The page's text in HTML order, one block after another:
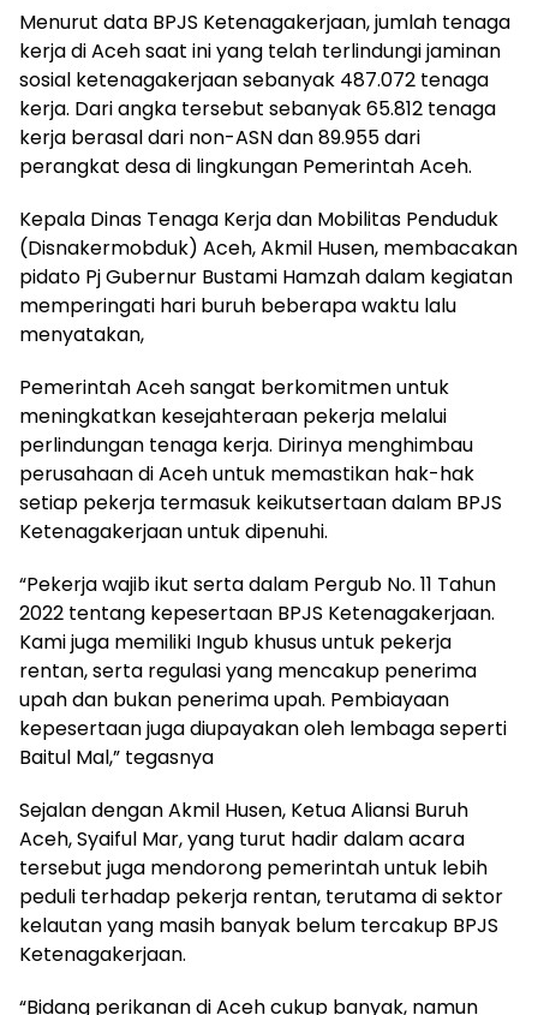
Menurut data BPJS Ketenagakerjaan, jumlah tenaga
kerja di Aceh saat ini yang telah terlindungi jaminan
sosial ketenagakerjaan sebanyak 487.072 tenaga
kerja. Dari angka tersebut sebanyak 65.812 tenaga
kerja berasal dari non-ASN dan 89.955 dari
perangkat desa di lingkungan Pemerintah Aceh.
Kepala Dinas Tenaga Kerja dan Mobilitas Penduduk
(Disnakermobduk) Aceh, Akmil Husen, membacakan
pidato Pj Gubernur Bustami Hamzah dalam kegiatan
memperingati hari buruh beberapa waktu lalu
menyatakan,
Pemerintah Aceh sangat berkomitmen untuk
meningkatkan kesejahteraan pekerja melalui
perlindungan tenaga kerja. Dirinya menghimbau
perusahaan di Aceh untuk memastikan hak-hak
setiap pekerja termasuk keikutsertaan dalam BPJS
Ketenagakerjaan untuk dipenuhi.
“Pekerja wajib ikut serta dalam Pergub No. 11 Tahun
2022 tentang kepesertaan BPJS Ketenagakerjaan.
Kami juga memiliki Ingub khusus untuk pekerja
rentan, serta regulasi yang mencakup penerima
upah dan bukan penerima upah. Pembiayaan
kepesertaan juga diupayakan oleh lembaga seperti
Baitul Mal,” tegasnya
Sejalan dengan Akmil Husen, Ketua Aliansi Buruh
Aceh, Syaiful Mar, yang turut hadir dalam acara
tersebut juga mendorong pemerintah untuk lebih
peduli terhadap pekerja rentan, terutama di sektor
kelautan yang masih banyak belum tercakup BPJS
Ketenagakerjaan.
“Bidang perikanan di Aceh cukup banyak, namun